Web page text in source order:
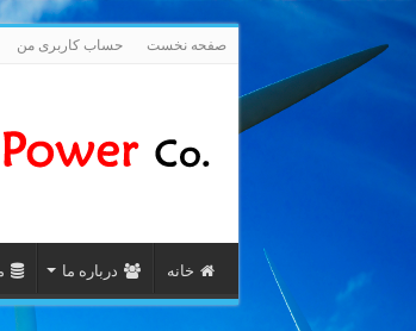
صفحه نخست حساب کاربری من
خانه درباره ما